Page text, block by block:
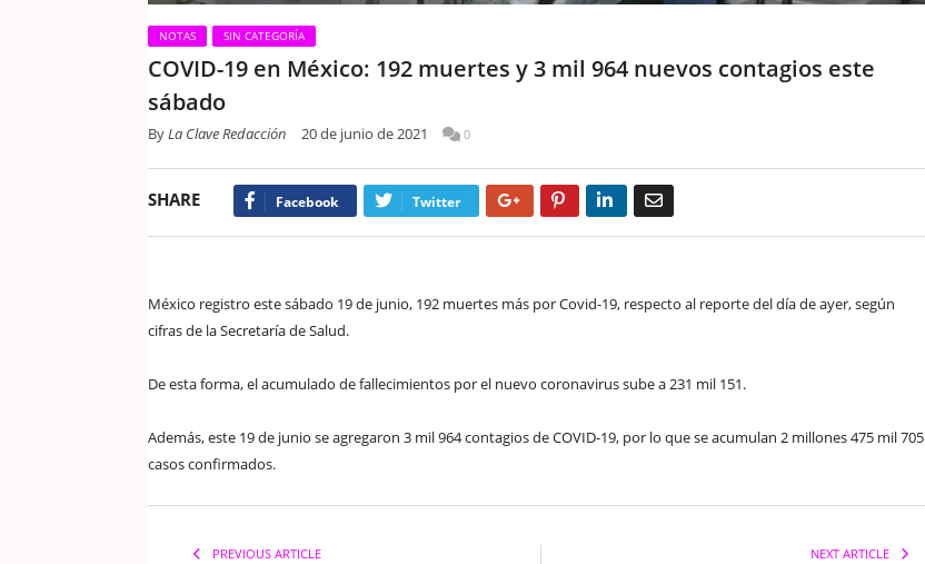
NOTAS SIN CATEGORÍA
COVID-19 en México: 192 muertes y 3 mil 964 nuevos contagios este
sábado
ByLa Clave Redacción 20 de junio de 2021 0
SHARE Facebook Twitter Google+ Pinterest LinkedIn
México registro este sábado 19 de junio, 192 muertes más por Covid-19, respecto al reporte del día de ayer, según
cifras de la Secretaría de Salud.
De esta forma, el acumulado de fallecimientos por el nuevo coronavirus sube a 231 mil 151.
Además, este 19 de junio se agregaron 3 mil 964 contagios de COVID-19, por lo que se acumulan 2 millones 475 mil 705
casos confirmados.
PREVIOUS ARTICLE NEXT ARTICLE